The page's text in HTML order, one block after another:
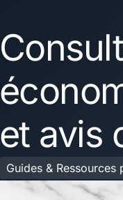
et avis
Guides & Ressources